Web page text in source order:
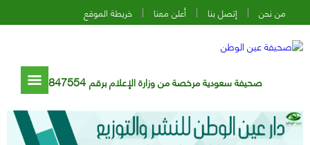
من نحن إتصل بنا أعلن معنا خريطة الموقع
صحيفة سعودية مرخصة من وزارة الإعلام برقم 847554